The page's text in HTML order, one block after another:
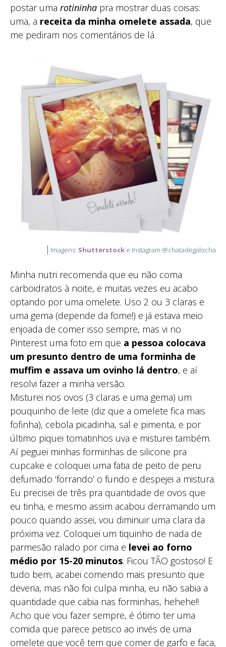
postar uma rotininha pra mostrar duas coisas:
uma, a receita da minha omelete assada, que
me pediram nos comentários de lá.
Imagens: Shutterstock e Instagram @chatadegalocha
Minha nutri recomenda que eu não coma
carboidratos à noite, e muitas vezes eu acabo
optando por uma omelete. Uso 2 ou 3 claras e
uma gema (depende da fome!) e já estava meio
enjoada de comer isso sempre, mas vi no
Pinterest uma foto em que a pessoa colocava
um presunto dentro de uma forminha de
muffim e assava um ovinho lá dentro, e aí
resolvi fazer a minha versão.
Misturei nos ovos (3 claras e uma gema) um
pouquinho de leite (diz que a omelete fica mais
fofinha), cebola picadinha, sal e pimenta, e por
último piquei tomatinhos uva e misturei também.
Aí peguei minhas forminhas de silicone pra
cupcake e coloquei uma fatia de peito de peru
defumado ‘forrando’ o fundo e despejei a mistura.
Eu precisei de três pra quantidade de ovos que
eu tinha, e mesmo assim acabou derramando um
pouco quando assei, vou diminuir uma clara da
próxima vez. Coloquei um tiquinho de nada de
parmesão ralado por cima e levei ao forno
médio por 15-20 minutos. Ficou TÃO gostoso! E
tudo bem, acabei comendo mais presunto que
deveria, mas não foi culpa minha, eu não sabia a
quantidade que cabia nas forminhas, hehehe!!
Acho que vou fazer sempre, é ótimo ter uma
comida que parece petisco ao invés de uma
omelete que você tem que comer de garfo e faca,